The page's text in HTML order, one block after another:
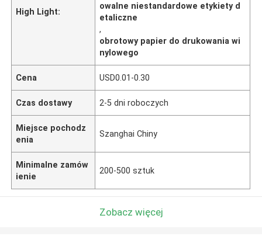
High Light:
owalne niestandardowe etykiety d
etaliczne
,
obrotowy papier do drukowania wi
nylowego
Cena USD0.01-0.30
Czas dostawy 2-5 dni roboczych
Miejsce pochodz
enia
Szanghai Chiny
Minimalne zamów
ienie
200-500 sztuk
Zobacz więcej